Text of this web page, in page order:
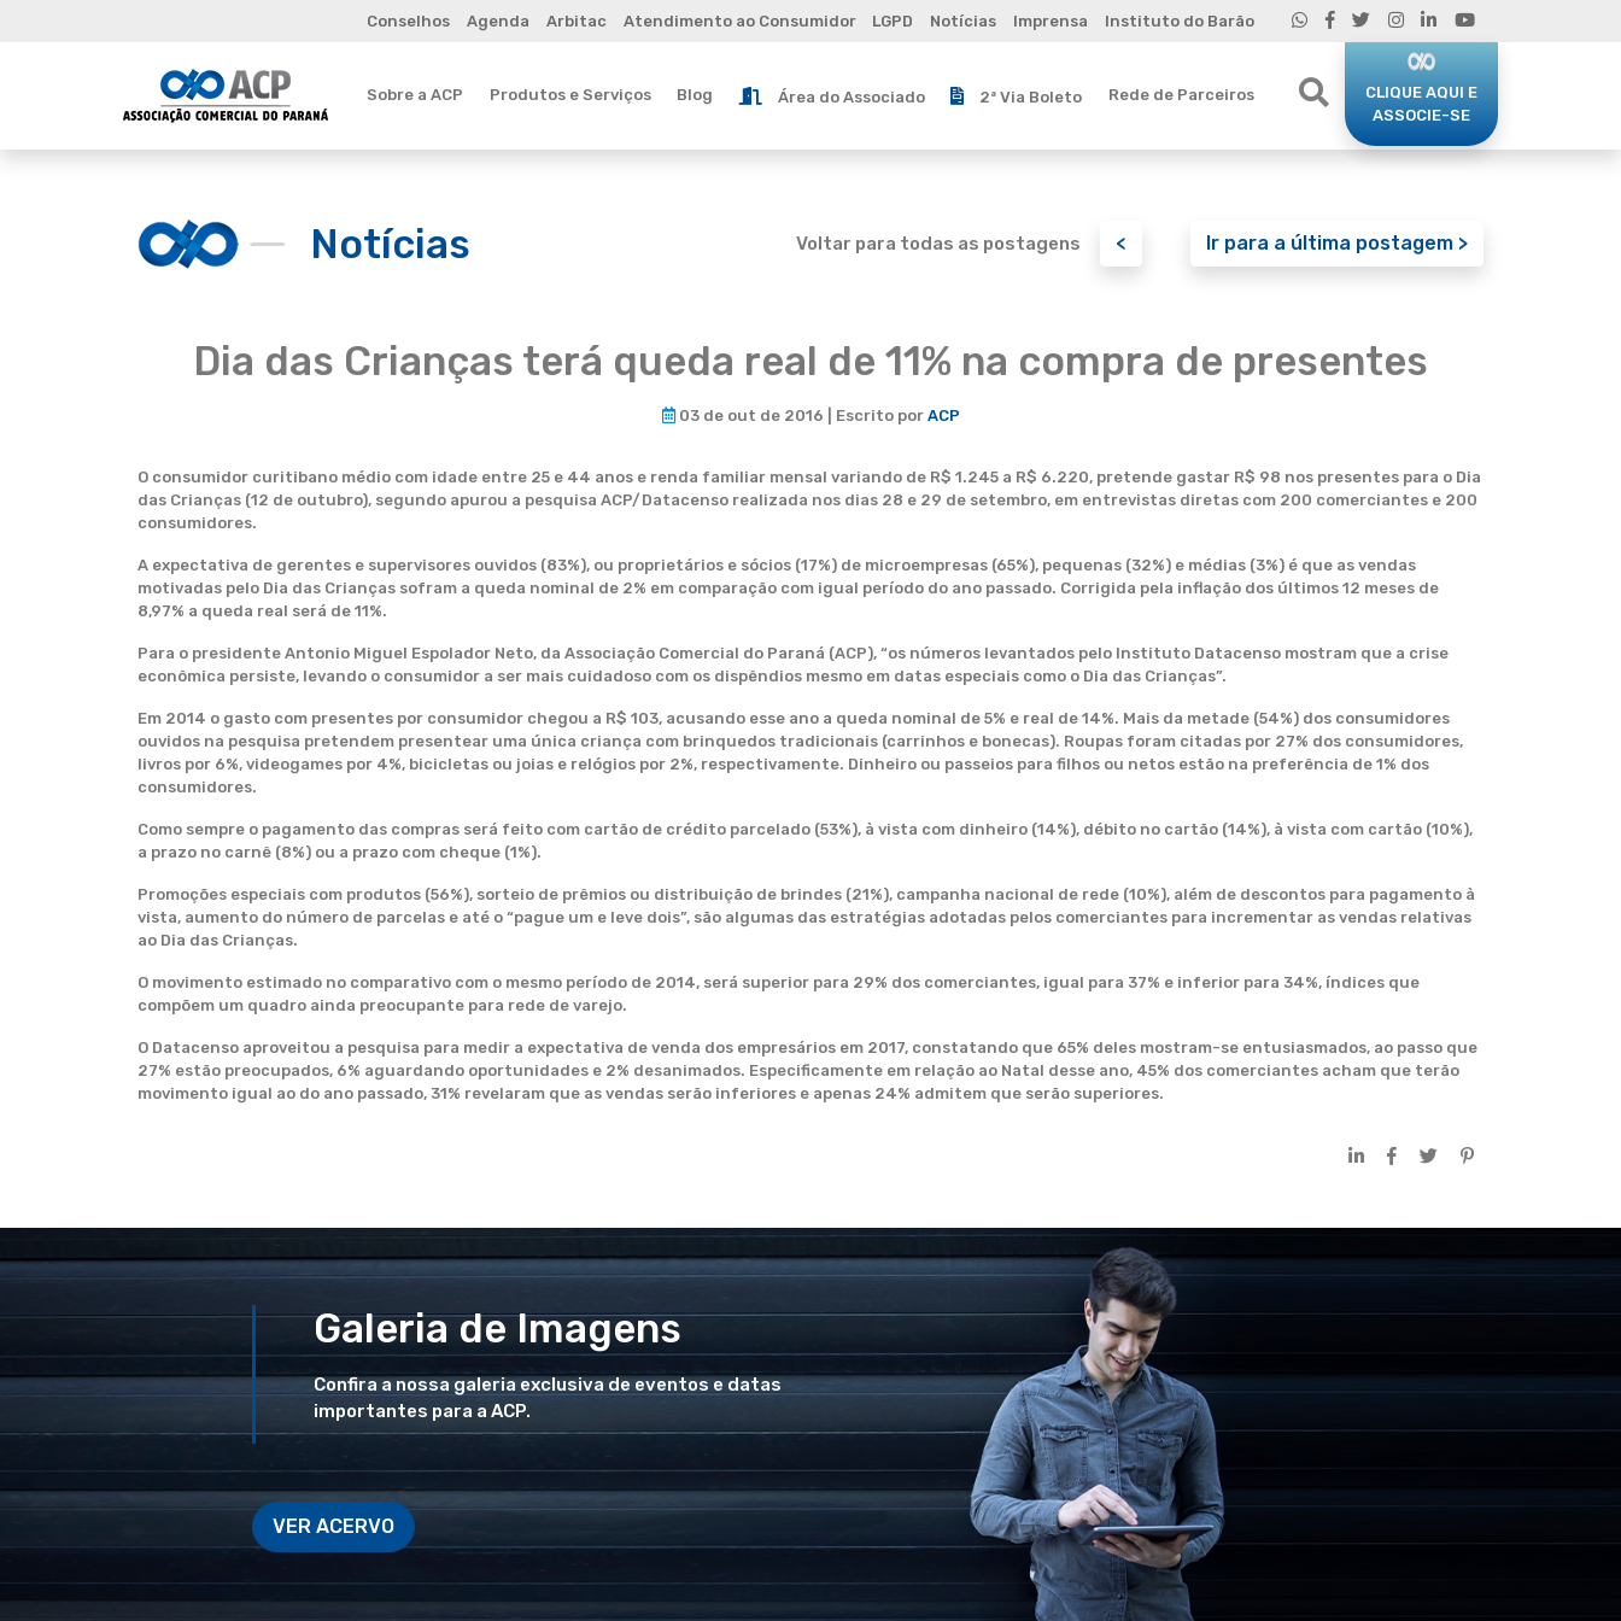
Conselhos Agenda Arbitac Atendimento ao Consumidor LGPD Notícias Imprensa Instituto do Barão
Sobre a ACP Produtos e Serviços Blog Área do Associado 2ª Via Boleto Rede de Parceiros
CLIQUE AQUI E
ASSOCIE-SE
Notícias Voltar para todas as postagens < Ir para a última postagem >
Dia das Crianças terá queda real de 11% na compra de presentes
03 de out de 2016 | Escrito por ACP
O consumidor curitibano médio com idade entre 25 e 44 anos e renda familiar mensal variando de R$ 1.245 a R$ 6.220, pretende gastar R$ 98 nos presentes para o Dia
das Crianças (12 de outubro), segundo apurou a pesquisa ACP/Datacenso realizada nos dias 28 e 29 de setembro, em entrevistas diretas com 200 comerciantes e 200
consumidores.
A expectativa de gerentes e supervisores ouvidos (83%), ou proprietários e sócios (17%) de microempresas (65%), pequenas (32%) e médias (3%) é que as vendas
motivadas pelo Dia das Crianças sofram a queda nominal de 2% em comparação com igual período do ano passado. Corrigida pela inflação dos últimos 12 meses de
8,97% a queda real será de 11%.
Para o presidente Antonio Miguel Espolador Neto, da Associação Comercial do Paraná (ACP), “os números levantados pelo Instituto Datacenso mostram que a crise
econômica persiste, levando o consumidor a ser mais cuidadoso com os dispêndios mesmo em datas especiais como o Dia das Crianças”.
Em 2014 o gasto com presentes por consumidor chegou a R$ 103, acusando esse ano a queda nominal de 5% e real de 14%. Mais da metade (54%) dos consumidores
ouvidos na pesquisa pretendem presentear uma única criança com brinquedos tradicionais (carrinhos e bonecas). Roupas foram citadas por 27% dos consumidores,
livros por 6%, videogames por 4%, bicicletas ou joias e relógios por 2%, respectivamente. Dinheiro ou passeios para filhos ou netos estão na preferência de 1% dos
consumidores.
Como sempre o pagamento das compras será feito com cartão de crédito parcelado (53%), à vista com dinheiro (14%), débito no cartão (14%), à vista com cartão (10%),
a prazo no carnê (8%) ou a prazo com cheque (1%).
Promoções especiais com produtos (56%), sorteio de prêmios ou distribuição de brindes (21%), campanha nacional de rede (10%), além de descontos para pagamento à
vista, aumento do número de parcelas e até o “pague um e leve dois”, são algumas das estratégias adotadas pelos comerciantes para incrementar as vendas relativas
ao Dia das Crianças.
O movimento estimado no comparativo com o mesmo período de 2014, será superior para 29% dos comerciantes, igual para 37% e inferior para 34%, índices que
compõem um quadro ainda preocupante para rede de varejo.
O Datacenso aproveitou a pesquisa para medir a expectativa de venda dos empresários em 2017, constatando que 65% deles mostram-se entusiasmados, ao passo que
27% estão preocupados, 6% aguardando oportunidades e 2% desanimados. Especificamente em relação ao Natal desse ano, 45% dos comerciantes acham que terão
movimento igual ao do ano passado, 31% revelaram que as vendas serão inferiores e apenas 24% admitem que serão superiores.
Galeria de Imagens
Confira a nossa galeria exclusiva de eventos e datas
importantes para a ACP.
VER ACERVO